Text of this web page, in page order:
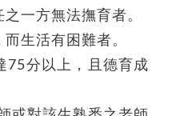
一方無法撫育者。
生活有困難者。
75分以上，且德育成